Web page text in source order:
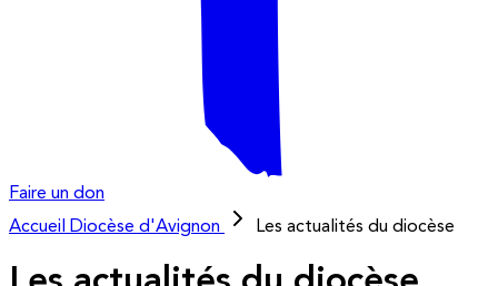
Faire un don
Accueil
Diocèse d'Avignon Les actualités du diocèse